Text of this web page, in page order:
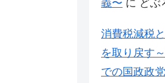
義〜 に どぶ
消費税減税
を取り戻す
での国政政